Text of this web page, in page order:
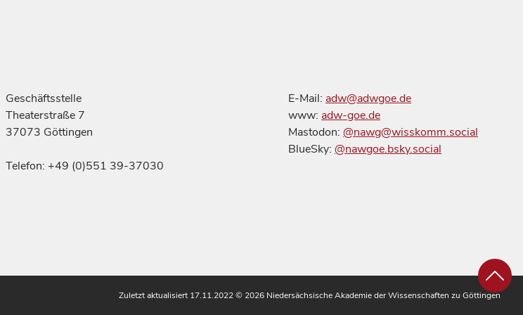
Geschäftsstelle
Theaterstraße 7
37073 Göttingen
Telefon: +49 (0)551 39-37030
E-Mail: adw@adwgoe.de
www: adw-goe.de
Mastodon: @nawg@wisskomm.social
BlueSky: @nawgoe.bsky.social
Zuletzt aktualisiert 17.11.2022© 2026 Niedersächsische Akademie der Wissenschaften zu Göttingen